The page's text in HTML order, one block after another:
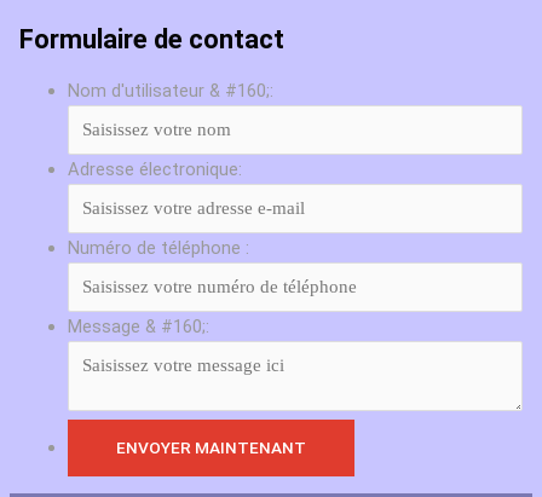
Formulaire de contact
Nom d'utilisateur & #160;:
Adresse électronique:
Numéro de téléphone :
Message & #160;: